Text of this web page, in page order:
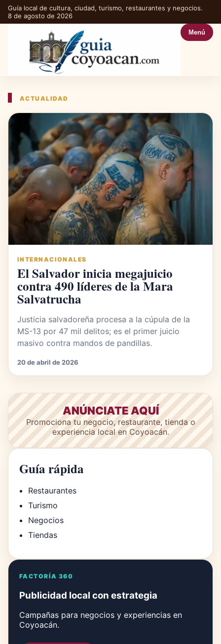
Guía local de cultura, ciudad, turismo, restaurantes y negocios.
8 de agosto de 2026
Menú
ACTUALIDAD
INTERNACIONALES
El Salvador inicia megajuicio
contra 490 líderes de la Mara
Salvatrucha
Justicia salvadoreña procesa a la cúpula de la
MS-13 por 47 mil delitos; es el primer juicio
masivo contra mandos de pandillas.
20 de abril de 2026
ANÚNCIATE AQUÍ
Promociona tu negocio, restaurante, tienda o
experiencia local en Coyoacán.
Guía rápida
Restaurantes
Turismo
Negocios
Tiendas
FACTORÍA 360
Publicidad local con estrategia
Campañas para negocios y experiencias en
Coyoacán.